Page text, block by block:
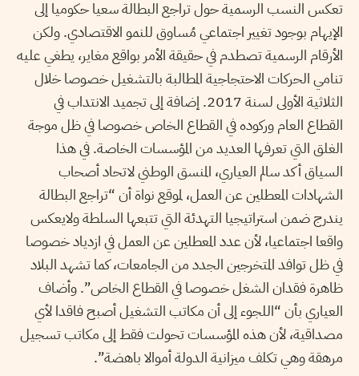
تعكس النسب الرسمية حول تراجع البطالة سعيا حكوميا إلى
الإيهام بوجود تغيير اجتماعي مُساوق للنمو الاقتصادي. ولكن
الأرقام الرسمية تصطدم في حقيقة الأمر بواقع مغاير، يطغي عليه
تنامي الحركات الاحتجاجية المطالبة بالتشغيل خصوصا خلال
الثلاثية الأولى لسنة 2017. إضافة إلى تجميد الانتداب في
القطاع العام وركوده في القطاع الخاص خصوصا في ظل موجة
الغلق التي تعرفها العديد من المؤسسات الخاصة. في هذا
السياق أكد سالم العياري، المنسق الوطني لاتحاد أصحاب
الشهادات المعطلين عن العمل، لموقع نواة أن “تراجع البطالة
يندرج ضمن استراتيجيا التهدئة التي تتبعها السلطة ولايعكس
واقعا اجتماعيا، لأن عدد المعطلين عن العمل في ازدياد خصوصا
في ظل توافد المتخرجين الجدد من الجامعات، كما تشهد البلاد
ظاهرة فقدان الشغل خصوصا في القطاع الخاص”. وأضاف
العياري بأن “اللجوء إلى أن مكاتب التشغيل أصبح فاقدا لأي
مصداقية، لأن هذه المؤسسات تحولت فقط إلى مكاتب تسجيل
مرهقة وهي تكلف ميزانية الدولة أموالا باهضة”.